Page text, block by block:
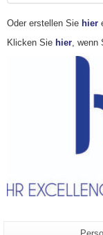
Oder erstellen Sie hier
Klicken Sie hier ,